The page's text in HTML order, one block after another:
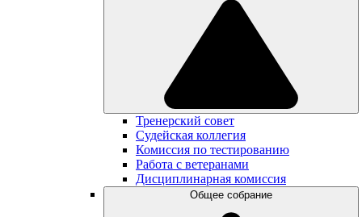
Тренерский совет
Судейская коллегия
Комиссия по тестированию
Работа с ветеранами
Дисциплинарная комиссия
Общее собрание